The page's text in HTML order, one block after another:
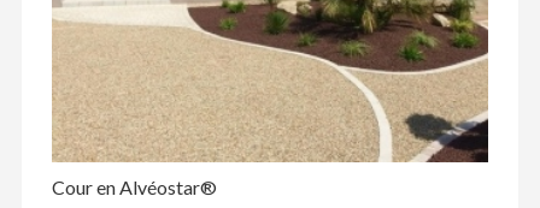
Cour en Alvéostar®